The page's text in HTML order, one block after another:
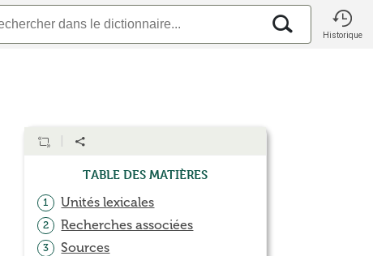
Historique
Table des matières
1 Unités lexicales
2 Recherches associées
3 Sources